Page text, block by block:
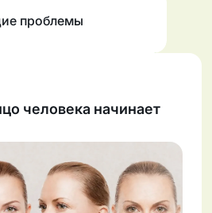
проблемы
человека начинает